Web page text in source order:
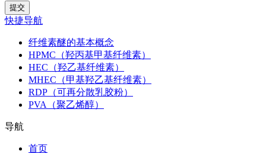
快捷导航
纤维素醚的基本概念
HPMC（羟丙基甲基纤维素）
HEC（羟乙基纤维素）
MHEC（甲基羟乙基纤维素）
RDP（可再分散乳胶粉）
PVA（聚乙烯醇）
导航
首页